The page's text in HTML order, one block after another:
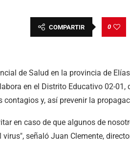
COMPARTIR 0
de Salud en la provincia de
en el Distrito Educativo 02-01,
contagios y, así prevenir la
en caso de que algunos de
señaló Juan Clemente,